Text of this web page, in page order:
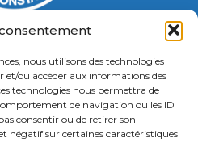
nous utilisons des technologies
et/ou accéder aux informations des
technologies nous permettra de
de navigation ou les ID
consentir ou de retirer son
négatif sur certaines caractéristiques
Ducasse
de Géry
01 46 58 49 88